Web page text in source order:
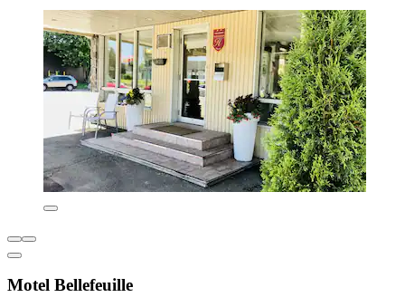
Motel Bellefeuille